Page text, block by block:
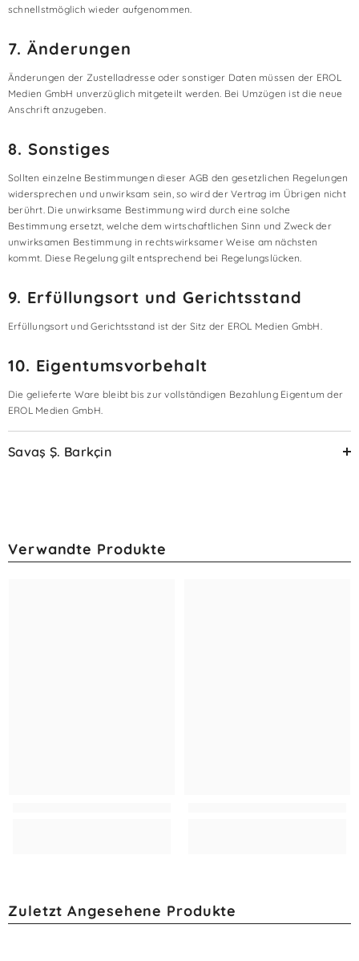
schnellstmöglich wieder aufgenommen.
7. Änderungen
Änderungen der Zustelladresse oder sonstiger Daten müssen der EROL
Medien GmbH unverzüglich mitgeteilt werden. Bei Umzügen ist die neue
Anschrift anzugeben.
8. Sonstiges
Sollten einzelne Bestimmungen dieser AGB den gesetzlichen Regelungen
widersprechen und unwirksam sein, so wird der Vertrag im Übrigen nicht
berührt. Die unwirksame Bestimmung wird durch eine solche
Bestimmung ersetzt, welche dem wirtschaftlichen Sinn und Zweck der
unwirksamen Bestimmung in rechtswirksamer Weise am nächsten
kommt. Diese Regelung gilt entsprechend bei Regelungslücken.
9. Erfüllungsort und Gerichtsstand
Erfüllungsort und Gerichtsstand ist der Sitz der EROL Medien GmbH.
10. Eigentumsvorbehalt
Die gelieferte Ware bleibt bis zur vollständigen Bezahlung Eigentum der
EROL Medien GmbH.
Savaş Ş. Barkçin
Verwandte Produkte
Zuletzt Angesehene Produkte